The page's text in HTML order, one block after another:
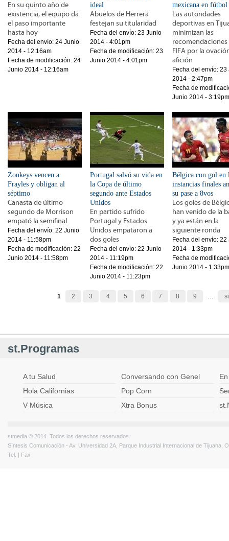
En su quinto año de
existencia, el equipo da
el paso importante
hasta hoy
Fecha del envío: 24 Junio
2014 - 12:16am
Fecha de modificación: 24
Junio 2014 - 12:16am
ideal
Abuelos de Herrera
festejan su titularidad
Fecha del envío: 23 Junio
2014 - 4:01pm
Fecha de modificación: 23
Junio 2014 - 4:01pm
mexicana en fútbol
Las autoridades
deportivas en
minimizan las
recomendaciones
FIFA por la
afición
Fecha del envío: 23
2014 - 2:47pm
Fecha de
Junio 2014 - 3:19pm
Zonkeys vencen a
Frayles y obligan al
séptimo
Canasta de último
segundo de Morrison
empató la semifinal.
Fecha del envío: 22 Junio
2014 - 11:58pm
Fecha de modificación: 22
Junio 2014 - 11:58pm
Portugal salvó su vida en
la Copa de último
segundo ante Estados
Unidos
En partido sufrido
Portugal y Estados
Unidos empataron a
dos goles
Fecha del envío: 22 Junio
2014 - 11:19pm
Fecha de modificación: 22
Junio 2014 - 11:23pm
Bélgica con gol en
instancias finales
su pase a 8vos
Los goles de
han venido de la
y ya están en la
siguiente ronda
Fecha del envío: 22
2014 - 1:33pm
Fecha de
Junio 2014 - 1:33pm
1 2 3 4 5 6 7 8 9
st.Programas
A tu Salud Conversando con Genel
Hola Californias
Pop Corn
V Música
Xtra Bonus
stmedia © 2014. Todos los derechos reservados.
Síntesis Comunicación - Av. Universidad 2A, Parque Industrial Internacional de Tijuana,
Tel. | Fax